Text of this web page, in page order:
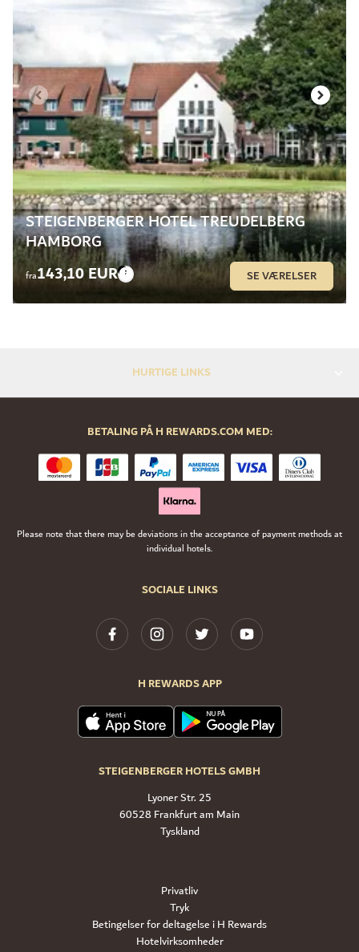
STEIGENBERGER HOTEL TREUDELBERG
HAMBORG
fra143,10 EUR SE VÆRELSER
HURTIGE LINKS
SOCIALE LINKS
H REWARDS APP
STEIGENBERGER HOTELS GMBH
Lyoner Str. 25
60528 Frankfurt am Main
Tyskland
BETALING PÅ H REWARDS.COM MED:
Please note that there may be deviations in the acceptance of payment methods at
individual hotels.
Privatliv
Tryk
Betingelser for deltagelse i H Rewards
Hotelvirksomheder